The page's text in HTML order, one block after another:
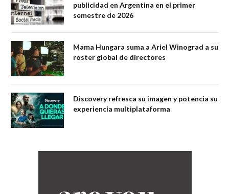
publicidad en Argentina en el primer
semestre de 2026
Mama Hungara suma a Ariel Winograd a su
roster global de directores
Discovery refresca su imagen y potencia su
experiencia multiplataforma